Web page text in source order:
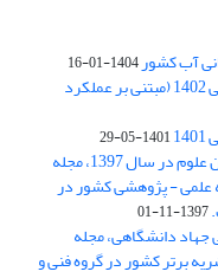
آب کشور1404-01-16
کسب رتبه الف مجلات علمی پژوهشی در ارزیابی 1402 (مبتنی بر عملکرد
1401-05-29
بر اساس ارزیابی انجام شده توسط فرهنگستان علوم در سال 1397، مجله
علمی - پژوهشی کشور در
1397-11-01
جهاد دانشگاهی، مجله
برتر کشور در گروه فنی و